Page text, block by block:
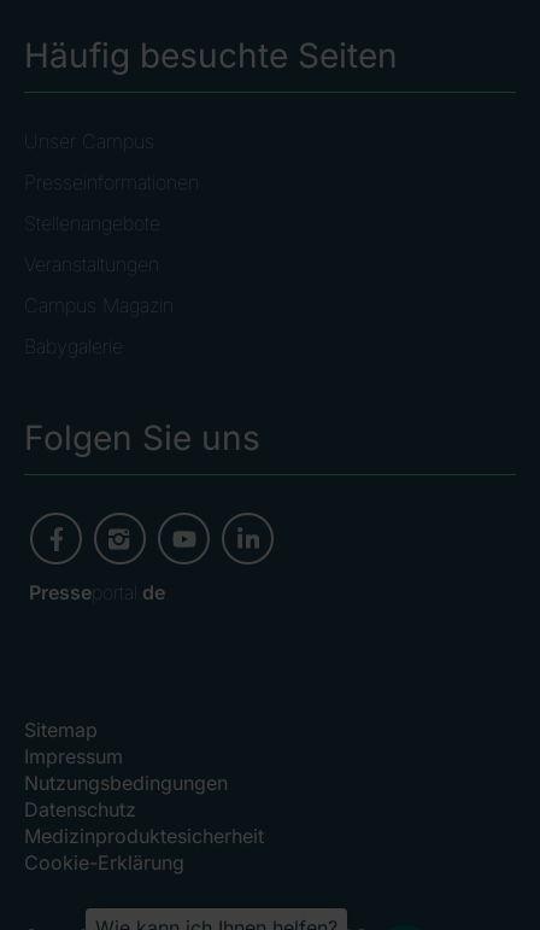
Häufig besuchte Seiten
Unser Campus
Presseinformationen
Stellenangebote
Veranstaltungen
Campus Magazin
Babygalerie
Folgen Sie uns
Presseportal. de
Sitemap
Impressum
Nutzungsbedingungen
Datenschutz
Medizinproduktesicherheit
Cookie-Erklärung